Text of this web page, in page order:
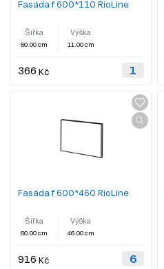
Fasáda f 600*110 RioLine
Šířka
60.00 cm
Výška
11.00 cm
366 Kč
Fasáda f 600*460 RioLine
Šířka
60.00 cm
Výška
46.00 cm
916 Kč